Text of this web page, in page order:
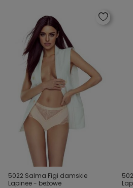
5022 Salma Figi damskie
Lapinee - beżowe